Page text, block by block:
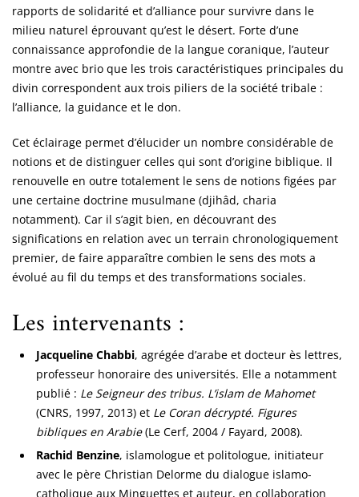
rapports de solidarité et d’alliance pour survivre dans le
milieu naturel éprouvant qu’est le désert. Forte d’une
connaissance approfondie de la langue coranique, l’auteur
montre avec brio que les trois caractéristiques principales du
divin correspondent aux trois piliers de la société tribale :
l’alliance, la guidance et le don.
Cet éclairage permet d’élucider un nombre considérable de
notions et de distinguer celles qui sont d’origine biblique. Il
renouvelle en outre totalement le sens de notions figées par
une certaine doctrine musulmane (djihâd, charia
notamment). Car il s’agit bien, en découvrant des
significations en relation avec un terrain chronologiquement
premier, de faire apparaître combien le sens des mots a
évolué au fil du temps et des transformations sociales.
Les intervenants :
Jacqueline Chabbi, agrégée d’arabe et docteur ès lettres,
professeur honoraire des universités. Elle a notamment
publié : Le Seigneur des tribus. L’islam de Mahomet
(CNRS, 1997, 2013) et Le Coran décrypté. Figures
bibliques en Arabie(Le Cerf, 2004 / Fayard, 2008).
Rachid Benzine, islamologue et politologue, initiateur
avec le père Christian Delorme du dialogue islamo-
catholique aux Minguettes et auteur, en collaboration